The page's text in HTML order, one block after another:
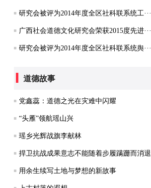
研究会被评为2014年度全区社科联系统工···
广西社会道德文化研究会荣获2015度先进···
研究会被评为2014年度全区社科联系统舆···
道德故事
党鑫蕊：道德之光在灾难中闪耀
“头雁”领航瑶山兴
瑶乡光辉战旗李献林
捍卫抗战成果意志不能随着步履蹒跚而消退
用余生续写土地与梦想的新故事